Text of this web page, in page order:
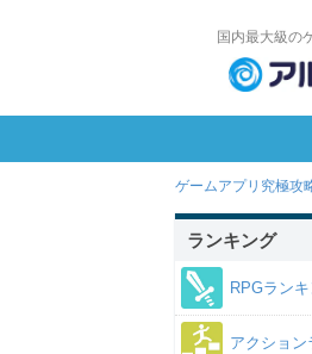
国内最大級の
ゲームアプリ究極攻
ランキング
RPGラン
アクショ